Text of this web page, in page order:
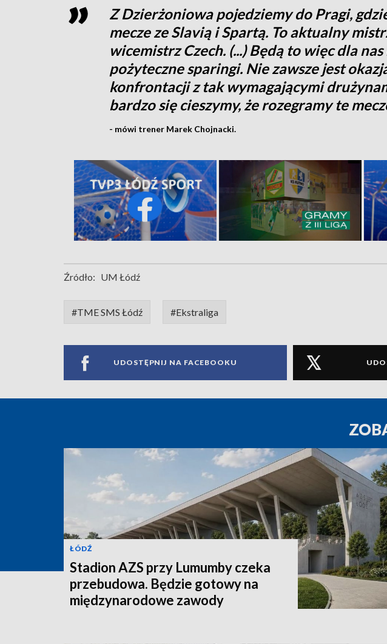
Z Dzierżoniowa pojedziemy do Pragi,
mecze ze Slavią i Spartą. To aktualny
wicemistrz Czech. (...) Będą to więc dla
pożyteczne sparingi. Nie zawsze jest
konfrontacji z tak wymagającymi
bardzo się cieszymy, że rozegramy te
- mówi trener Marek Chojnacki.
Źródło: UM Łódź
#TME SMS Łódź #Ekstraliga
UDOSTĘPNIJ NA FACEBOOKU
ŁÓDŹ
Stadion AZS przy Lumumby czeka
przebudowa. Będzie gotowy na
międzynarodowe zawody